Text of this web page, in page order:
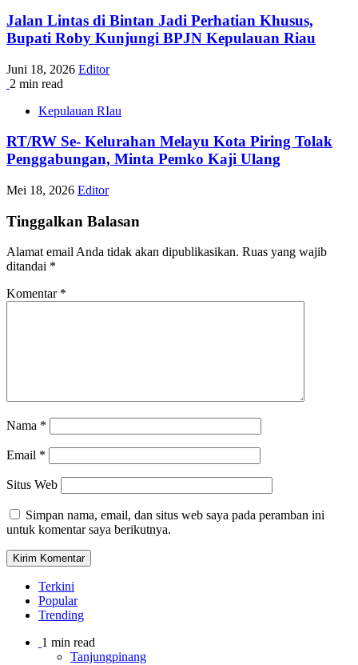
Jalan Lintas di Bintan Jadi Perhatian Khusus,
Bupati Roby Kunjungi BPJN Kepulauan Riau
Juni 18, 2026 Editor
2 min read
Kepulauan RIau
RT/RW Se- Kelurahan Melayu Kota Piring Tolak
Penggabungan, Minta Pemko Kaji Ulang
Mei 18, 2026 Editor
Tinggalkan Balasan
Alamat email Anda tidak akan dipublikasikan. Ruas yang wajib
ditandai *
Komentar *
Nama *
Email *
Situs Web
Simpan nama, email, dan situs web saya pada peramban ini
untuk komentar saya berikutnya.
Terkini
Popular
Trending
1 min read
Tanjungpinang